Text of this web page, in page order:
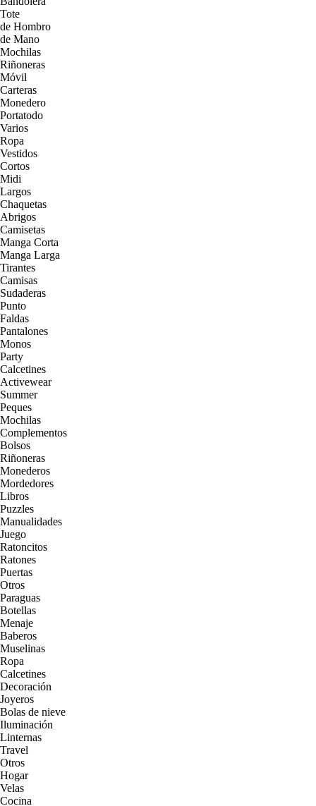
Tote
de Hombro
de Mano
Mochilas
Riñoneras
Móvil
Carteras
Monedero
Portatodo
Varios
Ropa
Vestidos
Cortos
Midi
Largos
Chaquetas
Abrigos
Camisetas
Manga Corta
Manga Larga
Tirantes
Camisas
Sudaderas
Punto
Faldas
Pantalones
Monos
Party
Calcetines
Activewear
Summer
Peques
Mochilas
Complementos
Bolsos
Riñoneras
Monederos
Mordedores
Libros
Puzzles
Manualidades
Juego
Ratoncitos
Ratones
Puertas
Otros
Paraguas
Botellas
Menaje
Baberos
Muselinas
Ropa
Calcetines
Decoración
Joyeros
Bolas de nieve
Iluminación
Linternas
Travel
Otros
Hogar
Velas
Cocina